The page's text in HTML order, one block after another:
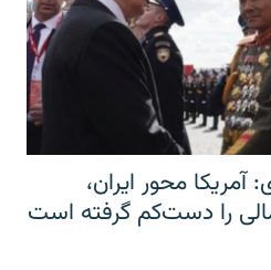
محور ایران،
را دست‌کم گرفته است